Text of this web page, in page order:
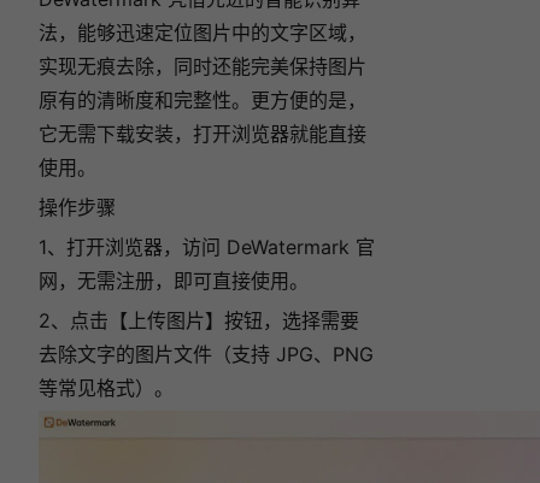
法，能够迅速定位图片中的文字区域，
实现无痕去除，同时还能完美保持图片
原有的清晰度和完整性。更方便的是，
它无需下载安装，打开浏览器就能直接
使用。
操作步骤
1、打开浏览器，访问 DeWatermark 官
网，无需注册，即可直接使用。
2、点击【上传图片】按钮，选择需要
去除文字的图片文件（支持 JPG、PNG
等常见格式）。
现在打开
下次再说